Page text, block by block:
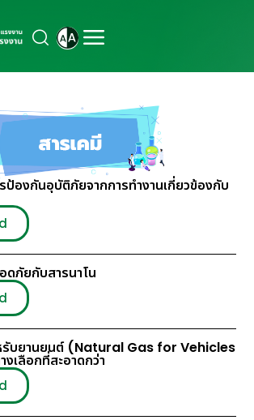
ป้องกันอุบัติภัยจากการทำงานเกี่ยวข้องกับ
ดภัยกับสารนาโน
รับยานยนต์ (Natural Gas for Vehicles
เลือกที่สะอาดกว่า